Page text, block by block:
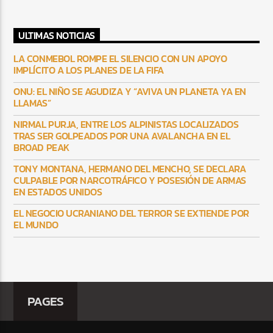
ULTIMAS NOTICIAS
LA CONMEBOL ROMPE EL SILENCIO CON UN APOYO
IMPLÍCITO A LOS PLANES DE LA FIFA
ONU: EL NIÑO SE AGUDIZA Y “AVIVA UN PLANETA YA EN
LLAMAS”
NIRMAL PURJA, ENTRE LOS ALPINISTAS LOCALIZADOS
TRAS SER GOLPEADOS POR UNA AVALANCHA EN EL
BROAD PEAK
TONY MONTANA, HERMANO DEL MENCHO, SE DECLARA
CULPABLE POR NARCOTRÁFICO Y POSESIÓN DE ARMAS
EN ESTADOS UNIDOS
EL NEGOCIO UCRANIANO DEL TERROR SE EXTIENDE POR
EL MUNDO
PAGES